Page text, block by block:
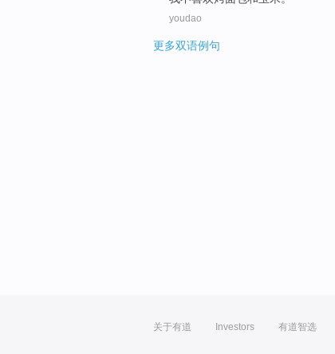
youdao
更多双语例句
关于有道 Investors 有道智选